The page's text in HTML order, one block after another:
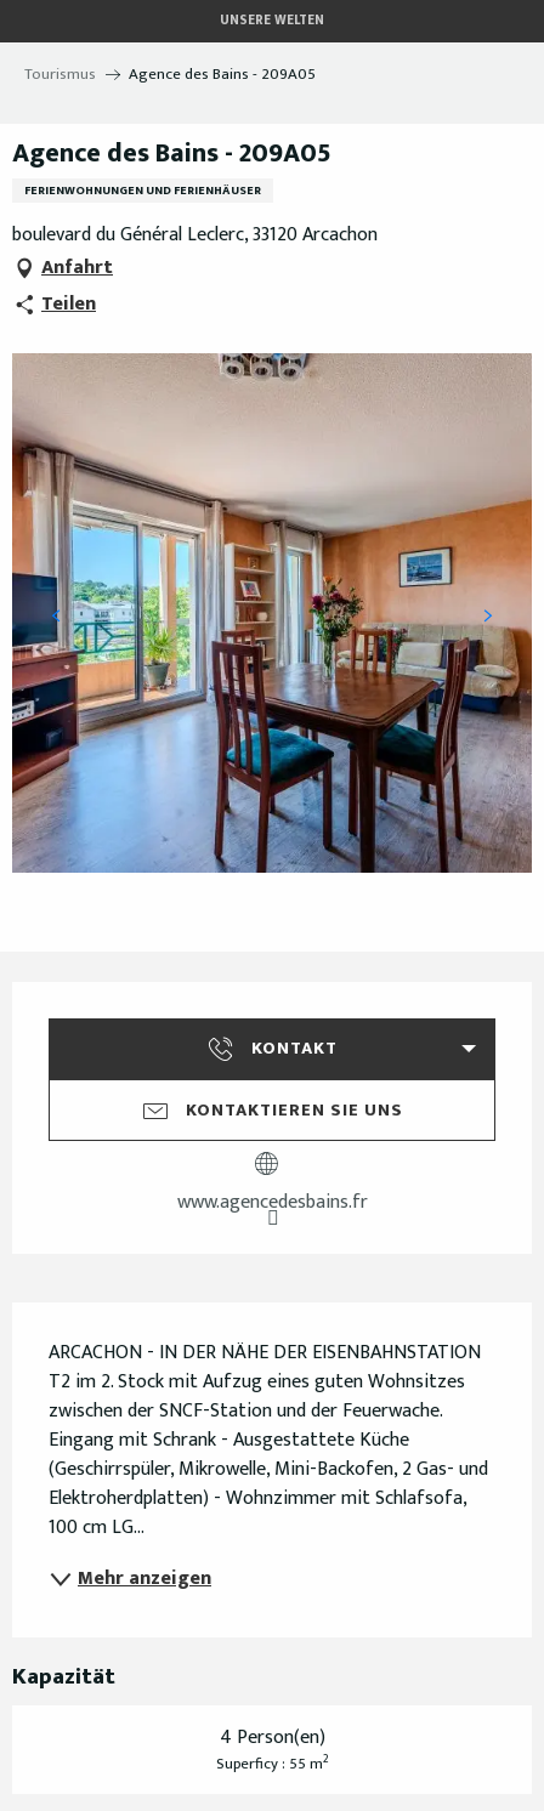
au
contenu
UNSERE WELTEN
Tourismus Agence des Bains - 209A05
Agence des Bains - 209A05
FERIENWOHNUNGEN UND FERIENHÄUSER
boulevard du Général Leclerc, 33120 Arcachon
Anfahrt
Teilen
KONTAKT
KONTAKTIEREN SIE UNS
www.agencedesbains.fr
ARCACHON - IN DER NÄHE DER EISENBAHNSTATION
T2 im 2. Stock mit Aufzug eines guten Wohnsitzes
zwischen der SNCF-Station und der Feuerwache.
Eingang mit Schrank - Ausgestattete Küche
(Geschirrspüler, Mikrowelle, Mini-Backofen, 2 Gas- und
Elektroherdplatten) - Wohnzimmer mit Schlafsofa,
100 cm LG...
Mehr anzeigen
Kapazität
4 Person(en)
Superficy : 55 m2